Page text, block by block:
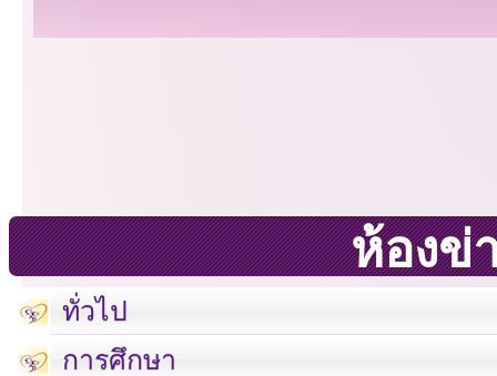
ห้องข่
ทั่วไป
การศึกษา